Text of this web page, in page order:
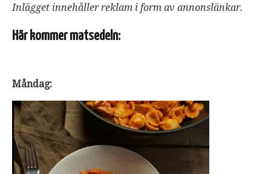
Inlägget innehåller reklam i form av annonslänkar.
Här kommer matsedeln:
Måndag: